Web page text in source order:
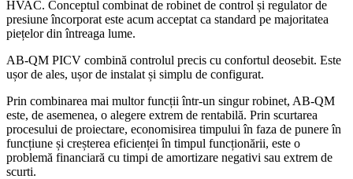
HVAC. Conceptul combinat de robinet de control și regulator de
presiune încorporat este acum acceptat ca standard pe majoritatea
piețelor din întreaga lume.
AB-QM PICV combină controlul precis cu confortul deosebit. Este
ușor de ales, ușor de instalat și simplu de configurat.
Prin combinarea mai multor funcții într-un singur robinet, AB-QM
este, de asemenea, o alegere extrem de rentabilă. Prin scurtarea
procesului de proiectare, economisirea timpului în faza de punere în
funcțiune și creșterea eficienței în timpul funcționării, este o
problemă financiară cu timpi de amortizare negativi sau extrem de
scurti.